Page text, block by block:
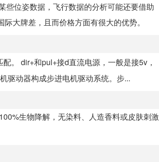
些位姿数据，飞行数据的分析可能还要借助
大牌差，且而价格方面有很大的优势。
。 dir+和pul+接d直流电源，一般是接5v，
驱动器构成步进电机驱动系统。步...
生物降解，无染料、人造香料或皮肤刺激